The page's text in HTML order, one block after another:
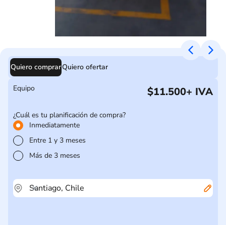
Quiero comprarQuiero ofertar
Equipo $11.500+ IVA
¿Cuál es tu planificación de compra?
Inmediatamente
Entre 1 y 3 meses
Más de 3 meses